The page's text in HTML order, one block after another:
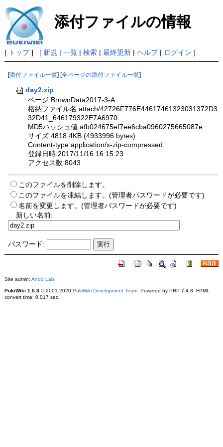
添付ファイルの情報
[ トップ] [ 新規 | 一覧| 検索| 最終更新| ヘルプ| ログイン ]
[添付ファイル一覧] [全ページの添付ファイル一覧]
day2.zip
ページ:BrownData2017-3-A
格納ファイル名:attach/42726F776E44617461323031372D3
32D41_646179322E7A6970
MD5ハッシュ値:afb024675ef7ee6cba0960275665087e
サイズ:4818.4KB (4933996 bytes)
Content-type:application/x-zip-compressed
登録日時:2017/11/16 16:15:23
アクセス数:8043
このファイルを削除します。
このファイルを凍結します。(管理者パスワードが必要です)
名前を変更します。(管理者パスワードが必要です)
新しい名前:
パスワード:
Site admin: Ando Lab
PukiWiki 1.5.3© 2001-2020 PukiWiki Development Team. Powered by PHP 7.4.8. HTML
convert time: 0.017 sec.